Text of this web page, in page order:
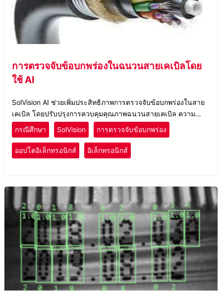
การตรวจจับข้อบกพร่องในฉนวนสายเคเบิลโดย
ใช้ AI
SolVision AI ช่วยเพิ่มประสิทธิภาพการตรวจจับข้อบกพร่องในสาย
เคเบิล โดยปรับปรุงการควบคุมคุณภาพฉนวนสายเคเบิล ความ
แม่นยำในการตรวจสอบ และประสิทธิภาพการผลิตสำหรับสายไฟ
และสายเคเบิล
กรณีศึกษา SolVision การตรวจจับข้อบกพร่อง
ออปโตอิเล็กทรอนิกส์ อิเล็กทรอนิกส์